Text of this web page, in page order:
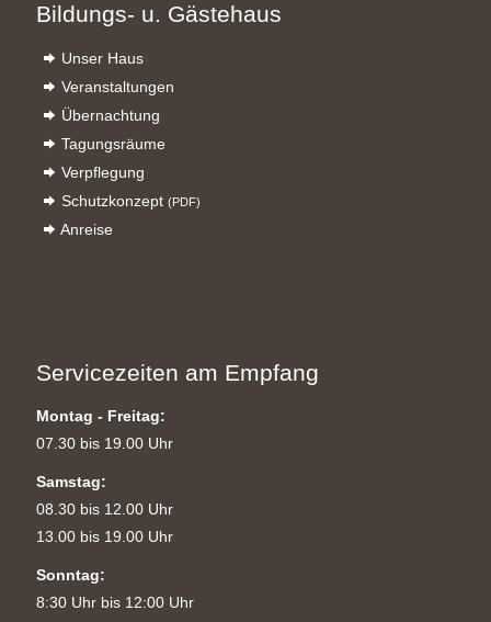
Bildungs- u. Gästehaus
Unser Haus
Veranstaltungen
Übernachtung
Tagungsräume
Verpflegung
Schutzkonzept (PDF)
Anreise
Servicezeiten am Empfang
Montag - Freitag:
07.30 bis 19.00 Uhr
Samstag:
08.30 bis 12.00 Uhr
13.00 bis 19.00 Uhr
Sonntag:
8:30 Uhr bis 12:00 Uhr